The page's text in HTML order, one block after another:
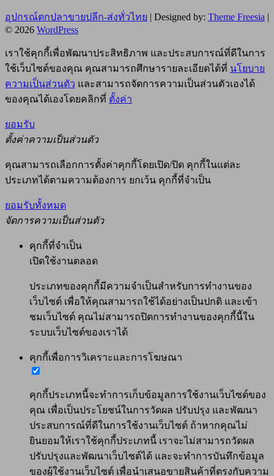
อุปกรณ์ตกปลาขายปลีก-ส่งทั่วไทย | Designed by: Theme Freesia |
© 2026 WordPress
เราใช้คุกกี้เพื่อพัฒนาประสิทธิภาพ และประสบการณ์ที่ดีในการ
ใช้เว็บไซต์ของคุณ คุณสามารถศึกษารายละเอียดได้ที่ นโยบาย
ความเป็นส่วนตัว และสามารถจัดการความเป็นส่วนตัวเองได้
ของคุณได้เองโดยคลิกที่ ตั้งค่า
ยอมรับ
ตั้งค่าความเป็นส่วนตัว
คุณสามารถเลือกการตั้งค่าคุกกี้โดยเปิด/ปิด คุกกี้ในแต่ละ
ประเภทได้ตามความต้องการ ยกเว้น คุกกี้ที่จำเป็น
ยอมรับทั้งหมด
จัดการความเป็นส่วนตัว
คุกกี้ที่จำเป็น
เปิดใช้งานตลอด
ประเภทของคุกกี้มีความจำเป็นสำหรับการทำงานของ
เว็บไซต์ เพื่อให้คุณสามารถใช้ได้อย่างเป็นปกติ และเข้า
ชมเว็บไซต์ คุณไม่สามารถปิดการทำงานของคุกกี้นี้ใน
ระบบเว็บไซต์ของเราได้
คุกกี้เพื่อการวิเคราะและการโฆษณา
คุกกี้ประเภทนี้จะทำการเก็บข้อมูลการใช้งานเว็บไซต์ของ
คุณ เพื่อเป็นประโยชน์ในการวัดผล ปรับปรุง และพัฒนา
ประสบการณ์ที่ดีในการใช้งานเว็บไซต์ ถ้าหากคุณไม่
ยินยอมให้เราใช้คุกกี้ประเภทนี้ เราจะไม่สามารถวัดผล
ปรับปรุงและพัฒนาเว็บไซต์ได้ และจะทำการบันทึกข้อมูล
ของผู้ใช้งานเว็บไซต์ เพื่อนำเสนอขายสินค้าที่ตรงกับความ